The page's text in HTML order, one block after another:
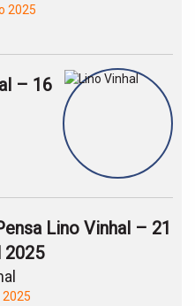
2025
– 16
Lino Vinhal – 21
2025
2025